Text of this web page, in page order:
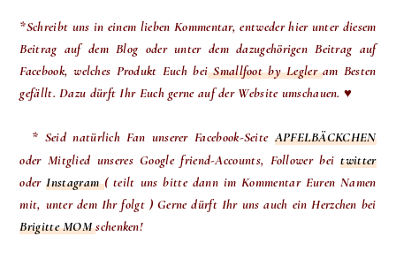
*Schreibt uns in einem lieben Kommentar, entweder hier unter diesem
Beitrag auf dem Blog oder unter dem dazugehörigen Beitrag auf
Facebook, welches Produkt Euch bei Smallfoot by Legleram Besten
gefällt. Dazu dürft Ihr Euch gerne auf der Website umschauen. ♥
* Seid natürlich Fan unserer Facebook-SeiteAPFELBÄCKCHEN
oder Mitglied unseres Google friend-Accounts, Follower beitwitter
oderInstagram( teilt uns bitte dann im Kommentar Euren Namen
mit, unter dem Ihr folgt )Gerne dürft Ihr uns auch ein Herzchen bei
Brigitte MOMschenken!